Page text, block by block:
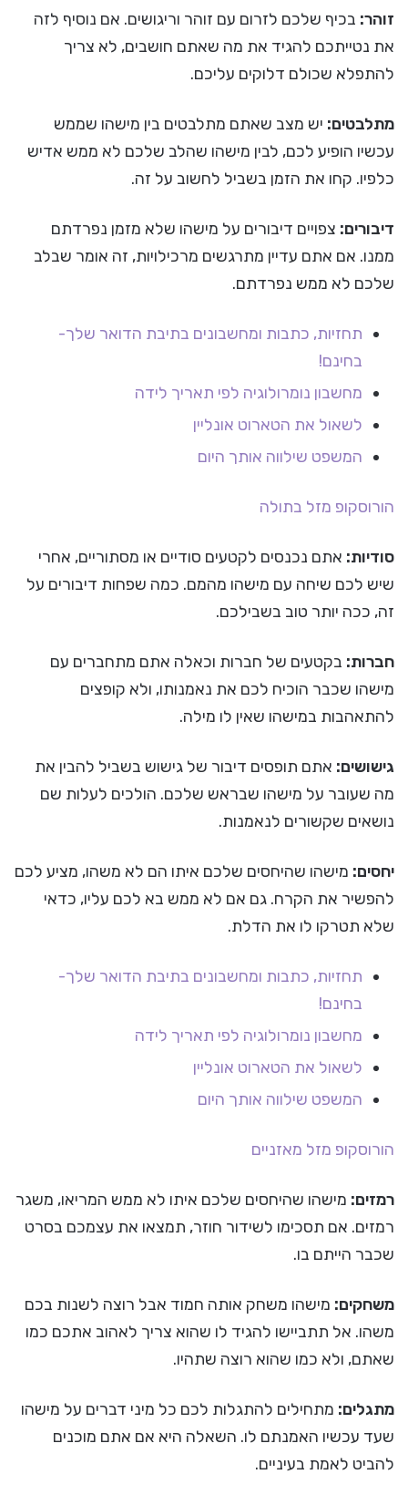
זוהר: בכיף שלכם לזרום עם זוהר וריגושים. אם נוסיף לזה
את נטייתכם להגיד את מה שאתם חושבים, לא צריך
להתפלא שכולם דלוקים עליכם.
מתלבטים: יש מצב שאתם מתלבטים בין מישהו שממש
עכשיו הופיע לכם, לבין מישהו שהלב שלכם לא ממש אדיש
כלפיו. קחו את הזמן בשביל לחשוב על זה.
דיבורים: צפויים דיבורים על מישהו שלא מזמן נפרדתם
ממנו. אם אתם עדיין מתרגשים מרכילויות, זה אומר שבלב
שלכם לא ממש נפרדתם.
תחזיות, כתבות ומחשבונים בתיבת הדואר שלך-
בחינם!
מחשבון נומרולוגיה לפי תאריך לידה
לשאול את הטארוט אונליין
המשפט שילווה אותך היום
הורוסקופ מזל בתולה
סודיות: אתם נכנסים לקטעים סודיים או מסתוריים, אחרי
שיש לכם שיחה עם מישהו מהמם. כמה שפחות דיבורים על
זה, ככה יותר טוב בשבילכם.
חברות: בקטעים של חברות וכאלה אתם מתחברים עם
מישהו שכבר הוכיח לכם את נאמנותו, ולא קופצים
להתאהבות במישהו שאין לו מילה.
גישושים: אתם תופסים דיבור של גישוש בשביל להבין את
מה שעובר על מישהו שבראש שלכם. הולכים לעלות שם
נושאים שקשורים לנאמנות.
יחסים: מישהו שהיחסים שלכם איתו הם לא משהו, מציע לכם
להפשיר את הקרח. גם אם לא ממש בא לכם עליו, כדאי
שלא תטרקו לו את הדלת.
תחזיות, כתבות ומחשבונים בתיבת הדואר שלך-
בחינם!
מחשבון נומרולוגיה לפי תאריך לידה
לשאול את הטארוט אונליין
המשפט שילווה אותך היום
הורוסקופ מזל מאזניים
רמזים: מישהו שהיחסים שלכם איתו לא ממש המריאו, משגר
רמזים. אם תסכימו לשידור חוזר, תמצאו את עצמכם בסרט
שכבר הייתם בו.
משחקים: מישהו משחק אותה חמוד אבל רוצה לשנות בכם
משהו. אל תתביישו להגיד לו שהוא צריך לאהוב אתכם כמו
שאתם, ולא כמו שהוא רוצה שתהיו.
מתגלים: מתחילים להתגלות לכם כל מיני דברים על מישהו
שעד עכשיו האמנתם לו. השאלה היא אם אתם מוכנים
להביט לאמת בעיניים.